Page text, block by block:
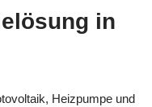
in
Heizpumpe und